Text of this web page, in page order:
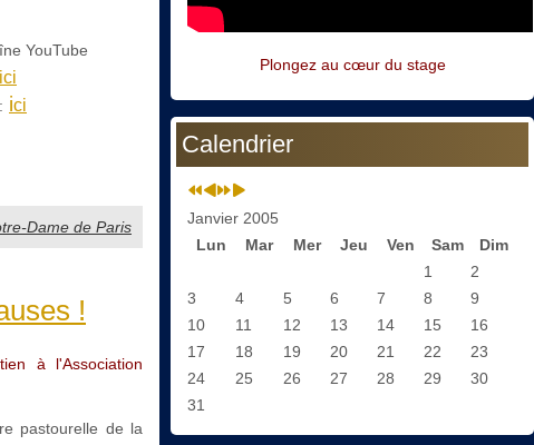
YouTube
ici
ici
Dame de Paris
!
à l'Association
pastourelle de la
Plongez au cœur du stage
Calendrier
Janvier 2005
Lun
Mar Mer Jeu Ven Sam
Dim
1
2
3
4 5 6 7 8
9
10
11 12 13 14 15
16
17
18 19 20 21 22
23
24
25 26 27 28 29
30
31